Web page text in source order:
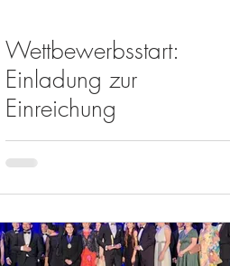
Wettbewerbsstart:
Einladung zur
Einreichung